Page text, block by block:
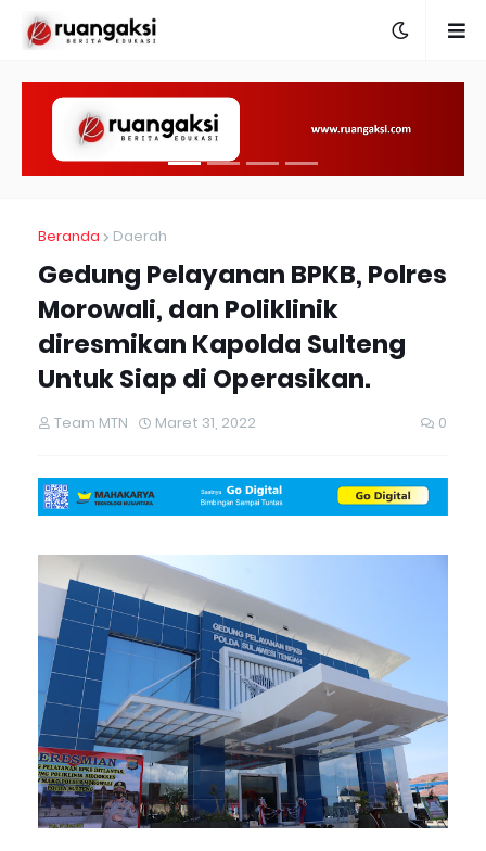
Beranda Daerah
Gedung Pelayanan BPKB, Polres
Morowali, dan Poliklinik
diresmikan Kapolda Sulteng
Untuk Siap di Operasikan.
Team MTN Maret 31, 2022 0